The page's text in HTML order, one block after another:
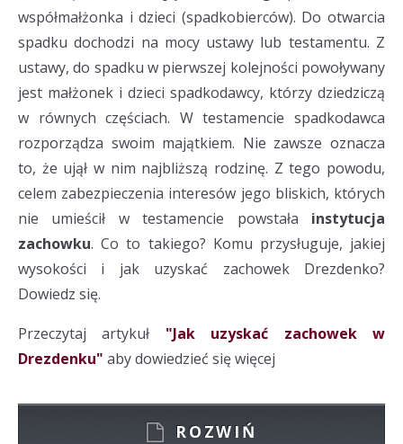
współmałżonka i dzieci (spadkobierców). Do otwarcia
spadku dochodzi na mocy ustawy lub testamentu. Z
ustawy, do spadku w pierwszej kolejności powoływany
jest małżonek i dzieci spadkodawcy, którzy dziedziczą
w równych częściach. W testamencie spadkodawca
rozporządza swoim majątkiem. Nie zawsze oznacza
to, że ujął w nim najbliższą rodzinę. Z tego powodu,
celem zabezpieczenia interesów jego bliskich, których
nie umieścił w testamencie powstała instytucja
zachowku. Co to takiego? Komu przysługuje, jakiej
wysokości i jak uzyskać zachowek Drezdenko?
Dowiedz się.
Przeczytaj artykuł "Jak uzyskać zachowek w
Drezdenku" aby dowiedzieć się więcej
ROZWIŃ